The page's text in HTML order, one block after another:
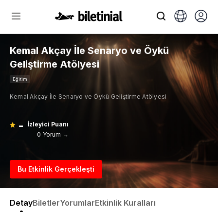
Kemal Akçay İle Senaryo ve Öykü
Geliştirme Atölyesi
Eğitim
Kemal Akçay İle Senaryo ve Öykü Geliştirme Atölyesi
-
İzleyici Puanı
0 Yorum →
Bu Etkinlik Gerçekleşti
DetayBiletlerYorumlarEtkinlik Kuralları